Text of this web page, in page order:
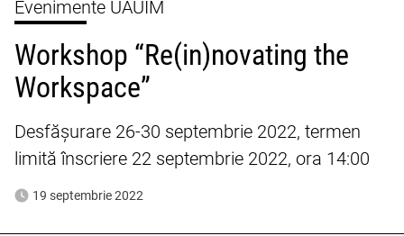
Evenimente UAUIM
Workshop “Re(in)novating the
Workspace”
Desfășurare 26-30 septembrie 2022, termen
limită înscriere 22 septembrie 2022, ora 14:00
19 septembrie 2022